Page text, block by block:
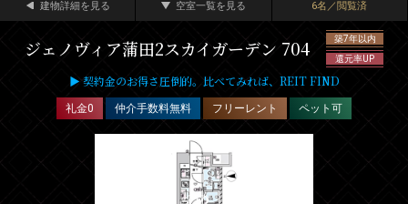
建物詳細を見る 空室一覧を見る 6名／閲覧済
ジェノヴィア蒲田2スカイガーデン 704
築7年以内
還元率UP
▶ 契約金のお得さ圧倒的。比べてみれば、REIT FIND
礼金0 仲介手数料無料 フリーレント ペット可